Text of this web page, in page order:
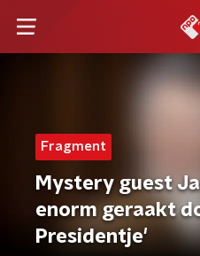
Fragment
Mystery guest
enorm geraakt
Presidentje'